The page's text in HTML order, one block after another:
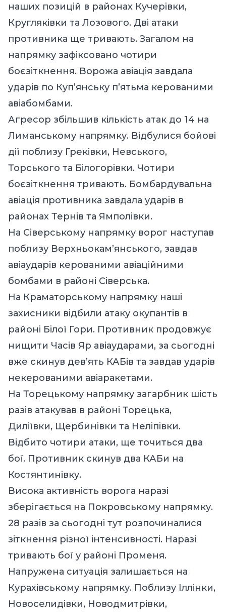
наших позицій в районах Кучерівки,
Кругляківки та Лозового. Дві атаки
противника ще тривають. Загалом на
напрямку зафіксовано чотири
боєзіткнення. Ворожа авіація завдала
ударів по Куп’янську п’ятьма керованими
авіабомбами.
Агресор збільшив кількість атак до 14 на
Лиманському напрямку. Відбулися бойові
дії поблизу Греківки, Невського,
Торського та Білогорівки. Чотири
боєзіткнення тривають. Бомбардувальна
авіація противника завдала ударів в
районах Тернів та Ямполівки.
На Сіверському напрямку ворог наступав
поблизу Верхньокам’янського, завдав
авіаударів керованими авіаційними
бомбами в районі Сіверська.
На Краматорському напрямку наші
захисники відбили атаку окупантів в
районі Білої Гори. Противник продовжує
нищити Часів Яр авіаударами, за сьогодні
вже скинув дев’ять КАБів та завдав ударів
некерованими авіаракетами.
На Торецькому напрямку загарбник шість
разів атакував в районі Торецька,
Диліївки, Щербинівки та Неліпівки.
Відбито чотири атаки, ще точиться два
бої. Противник скинув два КАБи на
Костянтинівку.
Висока активність ворога наразі
зберігається на Покровському напрямку.
28 разів за сьогодні тут розпочиналися
зіткнення різної інтенсивності. Наразі
тривають бої у районі Променя.
Напружена ситуація залишається на
Курахівському напрямку. Поблизу Іллінки,
Новоселидівки, Новодмитрівки,